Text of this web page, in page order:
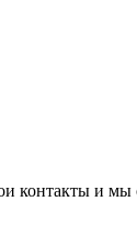
контакты и